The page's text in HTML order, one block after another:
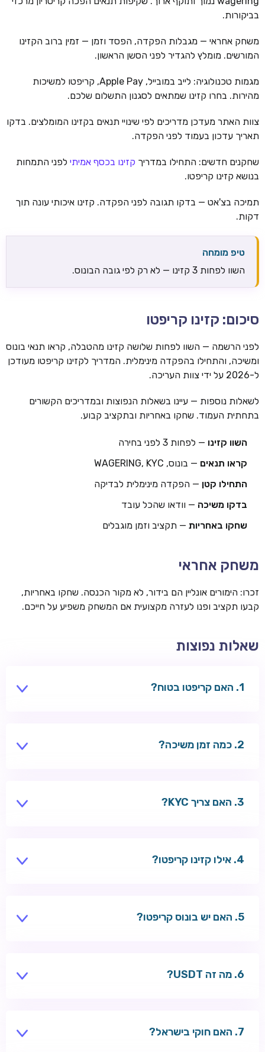
בביקורות.
משחק אחראי — מגבלות הפקדה, הפסד וזמן — זמין ברוב הקזינו
המורשים. מומלץ להגדיר לפני הסשן הראשון.
מגמות טכנולוגיה: לייב במובייל, Apple Pay, קריפטו למשיכות
מהירות. בחרו קזינו שמתאים לסגנון התשלום שלכם.
צוות האתר מעדכן מדריכים לפי שינויי תנאים בקזינו המומלצים. בדקו
תאריך עדכון בעמוד לפני הפקדה.
שחקנים חדשים: התחילו במדריך קזינו בכסף אמיתי לפני התמחות
בנושא קזינו קריפטו.
תמיכה בצ'אט — בדקו תגובה לפני הפקדה. קזינו איכותי עונה תוך
דקות.
טיפ מומחה
השוו לפחות 3 קזינו — לא רק לפי גובה הבונוס.
סיכום: קזינו קריפטו
לפני הרשמה — השוו לפחות שלושה קזינו מהטבלה, קראו תנאי בונוס
ומשיכה, והתחילו בהפקדה מינימלית. המדריך לקזינו קריפטו מעודכן
ל-2026 על ידי צוות העריכה.
לשאלות נוספות — עיינו בשאלות הנפוצות ובמדריכים הקשורים
בתחתית העמוד. שחקו באחריות ובתקציב קבוע.
השוו קזינו — לפחות 3 לפני בחירה
קראו תנאים — בונוס, WAGERING, KYC
התחילו קטן — הפקדה מינימלית לבדיקה
בדקו משיכה — וודאו שהכל עובד
שחקו באחריות — תקציב וזמן מוגבלים
משחק אחראי
זכרו: הימורים אונליין הם בידור, לא מקור הכנסה. שחקו באחריות,
קבעו תקציב ופנו לעזרה מקצועית אם המשחק משפיע על חייכם.
שאלות נפוצות
האם קריפטו בטוח?
כמה זמן משיכה?
האם צריך KYC?
אילו קזינו קריפטו?
האם יש בונוס קריפטו?
מה זה USDT?
האם חוקי בישראל?